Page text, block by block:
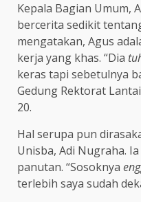
Kepala Bagian Umum,
bercerita sedikit
mengatakan, Agus
kerja yang khas. “Dia
keras tapi sebetulnya
Gedung Rektorat
20.
Hal serupa pun
Unisba, Adi Nugraha.
panutan. “Sosoknya
terlebih saya sudah